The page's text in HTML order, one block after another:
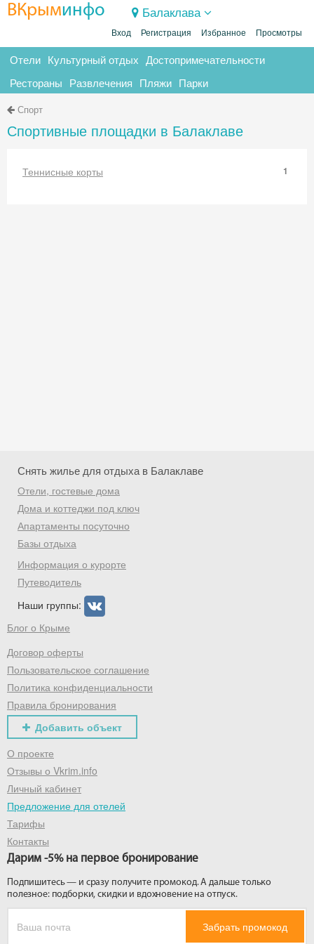
ВКрыминфо Балаклава
Вход Регистрация Избранное Просмотры
Отели Культурный отдых Достопримечательности
Рестораны Развлечения Пляжи Парки
Спорт
Спортивные площадки в Балаклаве
Теннисные корты 1
Снять жилье для отдыха в Балаклаве
Отели, гостевые дома
Дома и коттеджи под ключ
Апартаменты посуточно
Базы отдыха
Информация о курорте
Путеводитель
Наши группы:
Блог о Крыме
Договор оферты
Пользовательское соглашение
Политика конфиденциальности
Правила бронирования
Добавить объект
О проекте
Отзывы о Vkrim.info
Личный кабинет
Предложение для отелей
Тарифы
Контакты
Дарим -5% на первое бронирование
Подпишитесь — и сразу получите промокод. А дальше только
полезное: подборки, скидки и вдохновение на отпуск.
Забрать промокод
Скидка −5%
Хочешь дешевле? Оставь почту и получи
промокод на первое бронирование!